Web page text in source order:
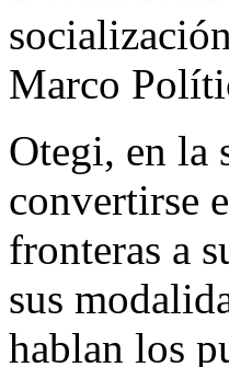
Marco
Otegi, en la
convertirse
fronteras a
sus
hablan los